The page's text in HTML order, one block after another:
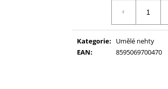
Kategorie:
Umělé nehty
EAN: 8595069700470